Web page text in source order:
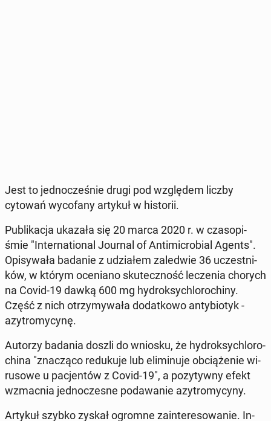
Jest to jed­no­cze­śnie drugi pod wzglę­dem liczby
cytowań wy­co­fa­ny artykuł w hi­sto­rii.
Pu­bli­ka­cja ukazała się 20 marca 2020 r. w cza­so­pi­
śmie "In­ter­na­tio­nal Journal of An­ti­mi­cro­bial Agents".
Opi­sy­wa­ła badanie z udzia­łem za­le­d­wie 36 uczest­ni­
ków, w którym oce­nia­no sku­tecz­ność le­cze­nia chorych
na Covid-19 dawką 600 mg hy­drok­sy­chlo­ro­chi­ny.
Część z nich otrzy­my­wa­ła do­dat­ko­wo an­ty­bio­tyk -
azy­tro­my­cy­nę.
Autorzy badania doszli do wniosku, że hy­drok­sy­chlo­ro­
chi­na "zna­czą­co re­du­ku­je lub eli­mi­nu­je ob­cią­że­nie wi­
ru­so­we u pa­cjen­tów z Covid-19", a po­zy­tyw­ny efekt
wzmac­nia jed­no­cze­sne po­da­wa­nie azy­tro­my­cy­ny.
Artykuł szybko zyskał ogromne za­in­te­re­so­wa­nie. In­